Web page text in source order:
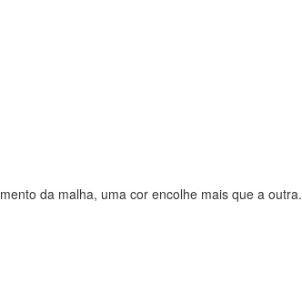
da malha, uma cor encolhe mais que a outra.